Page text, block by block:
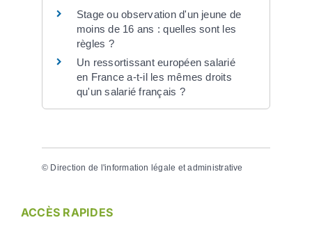
Stage ou observation d'un jeune de
moins de 16 ans : quelles sont les
règles ?
Un ressortissant européen salarié
en France a-t-il les mêmes droits
qu'un salarié français ?
© Direction de l'information légale et administrative
ACCÈS RAPIDES